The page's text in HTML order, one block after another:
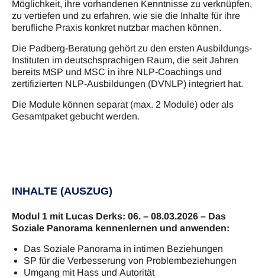
Möglichkeit, ihre vorhandenen Kenntnisse zu verknüpfen,
zu vertiefen und zu erfahren, wie sie die Inhalte für ihre
berufliche Praxis konkret nutzbar machen können.
Die Padberg-Beratung gehört zu den ersten Ausbildungs-
Instituten im deutschsprachigen Raum, die seit Jahren
bereits MSP und MSC in ihre NLP-Coachings und
zertifizierten NLP-Ausbildungen (DVNLP) integriert hat.
Die Module können separat (max. 2 Module) oder als
Gesamtpaket gebucht werden.
INHALTE (AUSZUG)
Modul 1 mit Lucas Derks: 06. – 08.03.2026 – Das
Soziale Panorama kennenlernen und anwenden:
Das Soziale Panorama in intimen Beziehungen
SP für die Verbesserung von Problembeziehungen
Umgang mit Hass und Autorität